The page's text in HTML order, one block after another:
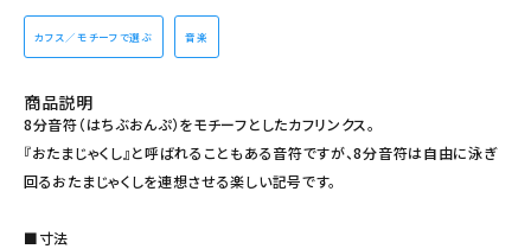
カフス相談室
カフス／モチーフで選ぶ 音楽
商品説明
8分音符（はちぶおんぷ）をモチーフとしたカフリンクス。
『おたまじゃくし』と呼ばれることもある音符ですが、8分音符は自由に泳ぎ
回るおたまじゃくしを連想させる楽しい記号です。
■寸法